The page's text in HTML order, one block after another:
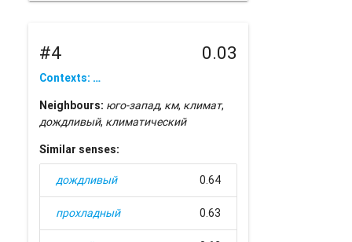
#4 0.03
Contexts: …
Neighbours: юго-запад, км, климат,
дождливый, климатический
Similar senses:
дождливый 0.64
прохладный 0.63